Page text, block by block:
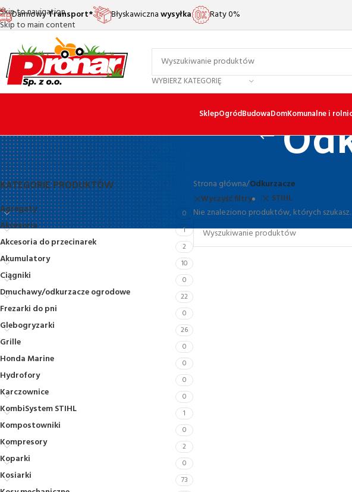
Skip to navigation
Skip to main content
DarmowyTransport* Błyskawicznawysyłka Raty 0%
WYBIERZ KATEGORIĘ
SklepOgródBudowaDomKomunalne i
KATEGORIE PRODUKTÓW
Agregaty 0
Akcesoria 1
Akcesoria do przecinarek 2
Akumulatory 10
Ciągniki 0
Dmuchawy/odkurzacze ogrodowe 22
Frezarki do pni 0
Glebogryzarki 26
Grille 0
Honda Marine 0
Hydrofory 0
Karczownice 0
KombiSystem STIHL 1
Kompostowniki 0
Kompresory 2
Koparki 0
Kosiarki 73
Strona główna/Odkurzacze
Wyczyść filtry STIHL
Nie znaleziono produktów, których szukasz.